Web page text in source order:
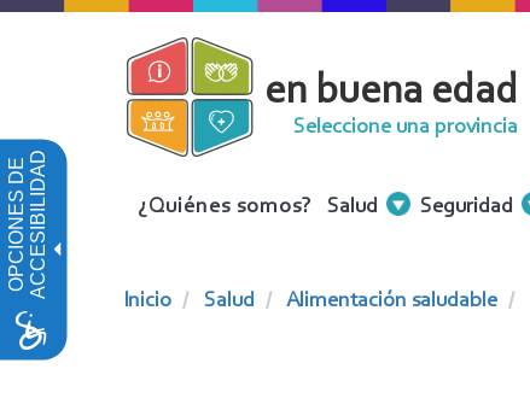
OPCIONES DEACCESIBILIDAD
Pasar
en buena edad
Seleccione una provincia
Menu
¿Quiénes somos? Salud Seguridad
Inicio Salud Alimentación saludable